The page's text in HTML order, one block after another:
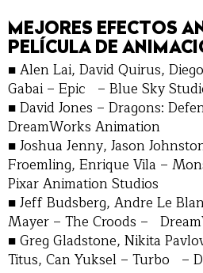
MEJORES EFECTOS
PELÍCULA DE
■ Alen Lai, David Quirus,
Gabai – Epic – Blue Sky
■ David Jones – Dragons:
DreamWorks Animation
■ Joshua Jenny, Jason
Froemling, Enrique Vila –
Pixar Animation Studios
■ Jeff Budsberg, Andre Le
Mayer – The Croods –
■ Greg Gladstone, Nikita
Titus, Can Yuksel – Turbo –